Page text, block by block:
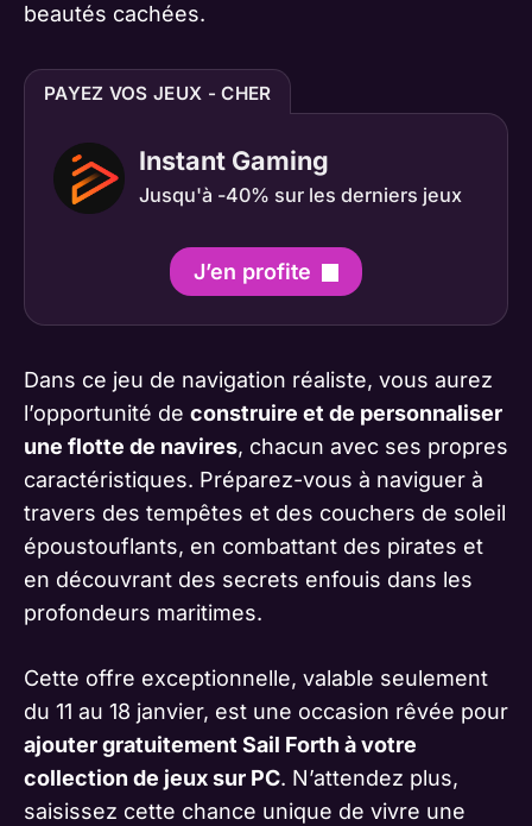
beautés cachées.
PAYEZ VOS JEUX - CHER
Instant Gaming
Jusqu'à -40% sur les derniers jeux
J’en profite
Dans ce jeu de navigation réaliste, vous aurez
l’opportunité de construire et de personnaliser
une flotte de navires, chacun avec ses propres
caractéristiques. Préparez-vous à naviguer à
travers des tempêtes et des couchers de soleil
époustouflants, en combattant des pirates et
en découvrant des secrets enfouis dans les
profondeurs maritimes.
Cette offre exceptionnelle, valable seulement
du 11 au 18 janvier, est une occasion rêvée pour
ajouter gratuitement Sail Forth à votre
collection de jeux sur PC. N’attendez plus,
saisissez cette chance unique de vivre une